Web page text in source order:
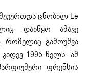
ცნობილ Le
დაიწყო ამავე
რომელიც გამოუშვა
1995 წელს. ამ
ფრენსის